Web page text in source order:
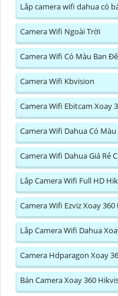
Lắp camera wifi dahua có
Camera Wifi Ngoài Trời
Camera Wifi Có Màu Ban
Camera Wifi Kbvision
Camera Wifi Ebitcam Xoay
Camera Wifi Dahua Có
Camera Wifi Dahua Giá Rẻ
Lắp Camera Wifi Full HD
Camera Wifi Ezviz Xoay
Lắp Camera Wifi Dahua
Camera Hdparagon Xoay
Bán Camera Xoay 360